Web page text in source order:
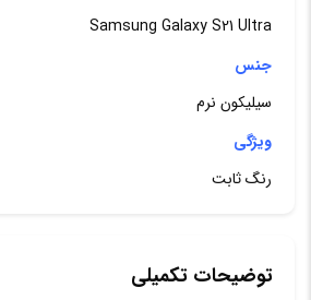
Samsung Galaxy S21 Ultra
جنس
سیلیکون نرم
ویژگی
رنگ ثابت
توضیحات تکمیلی